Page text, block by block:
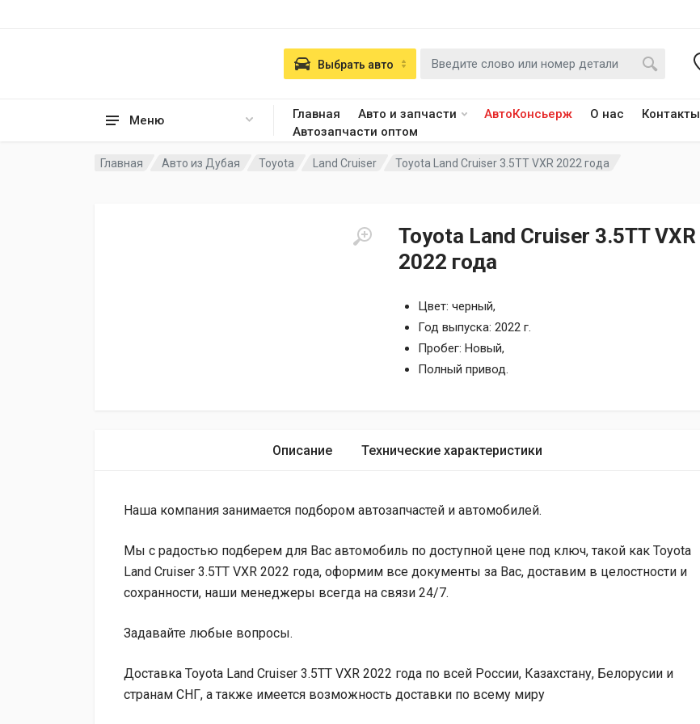
Меню Главная Авто и запчасти АвтоКонсьерж О нас
Контакты
Автозапчасти оптом
Выбрать авто
Главная Авто из Дубая Toyota Land Cruiser Toyota Land Cruiser 3.5TT VXR 2022 года
Toyota Land Cruiser 3.5TT VXR
2022 года
Цвет: черный,
Год выпуска: 2022 г.
Пробег: Новый,
Полный привод.
Описание Технические характеристики
Наша компания занимается подбором автозапчастей и автомобилей.
Мы с радостью подберем для Вас автомобиль по доступной цене под ключ, такой как Toyota
Land Cruiser 3.5TT VXR 2022 года, оформим все документы за Вас, доставим в целостности и
сохранности, наши менеджеры всегда на связи 24/7.
Задавайте любые вопросы.
Доставка Toyota Land Cruiser 3.5TT VXR 2022 года по всей России, Казахстану, Белорусии и
странам СНГ, а также имеется возможность доставки по всему миру